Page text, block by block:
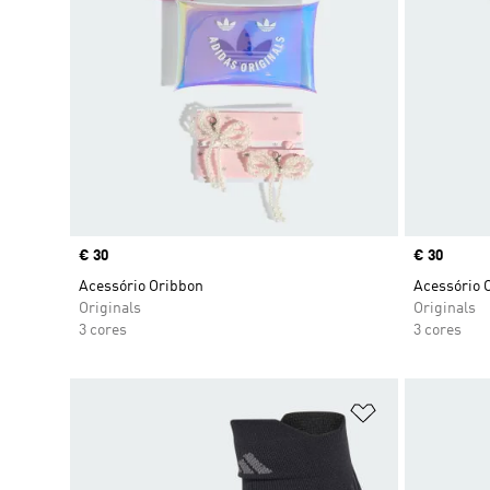
Price
€ 30
Acessório Oribbon
Originals
3 cores
Price
€ 30
Acessório
Originals
3 cores